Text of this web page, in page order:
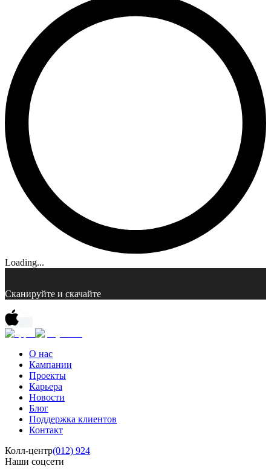
Loading...
Сканируйте и скачайте
О нас
Кампании
Проекты
Карьера
Новости
Блог
Поддержка клиентов
Контакт
Колл-центр(012) 924
Наши соцсети